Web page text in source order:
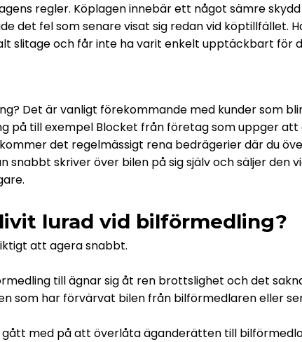
regler. Köplagen innebär ett något sämre
det fel som senare visat sig redan vid köptillfället.
slitage och får inte ha varit enkelt upptäckbart för
Det är vanligt förekommande med kunder som
på till exempel Blocket från företag som uppger
det regelmässigt rena bedrägerier där du
snabbt skriver över bilen på sig själv och säljer den
lurad vid bilförmedling?
att agera snabbt.
till ägnar sig åt ren brottslighet och det
som har förvärvat bilen från bilförmedlaren eller
med på att överlåta äganderätten till